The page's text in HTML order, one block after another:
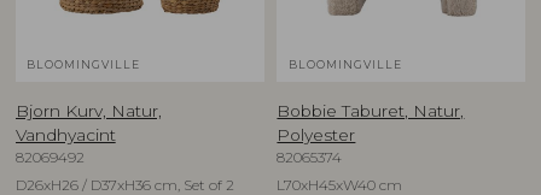
BLOOMINGVILLE
Bjorn Kurv, Natur,
Vandhyacint
82069492
D26xH26 / D37xH36 cm, Set of 2
BLOOMINGVILLE
Bobbie Taburet, Natur,
Polyester
82065374
L70xH45xW40 cm